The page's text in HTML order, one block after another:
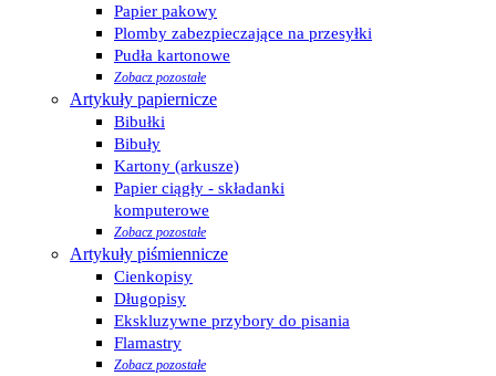
Papier pakowy
Plomby zabezpieczające na przesyłki
Pudła kartonowe
Zobacz pozostałe
Artykuły papiernicze
Bibułki
Bibuły
Kartony (arkusze)
Papier ciągły - składanki
komputerowe
Zobacz pozostałe
Artykuły piśmiennicze
Cienkopisy
Długopisy
Ekskluzywne przybory do pisania
Flamastry
Zobacz pozostałe